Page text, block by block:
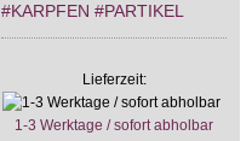
#KARPFEN #PARTIKEL
Lieferzeit:
1-3 Werktage / sofort abholbar